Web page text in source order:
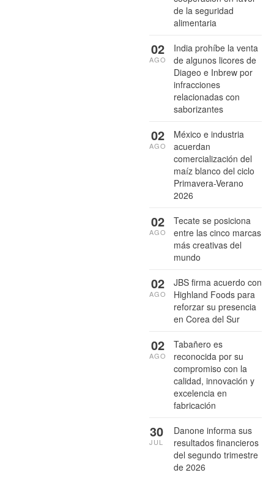
de la seguridad
alimentaria
India prohíbe la venta
de algunos licores de
Diageo e Inbrew por
infracciones
relacionadas con
saborizantes
02
AGO
México e industria
acuerdan
comercialización del
maíz blanco del ciclo
Primavera-Verano
2026
02
AGO
Tecate se posiciona
entre las cinco marcas
más creativas del
mundo
02
AGO
JBS firma acuerdo con
Highland Foods para
reforzar su presencia
en Corea del Sur
02
AGO
Tabañero es
reconocida por su
compromiso con la
calidad, innovación y
excelencia en
fabricación
02
AGO
Danone informa sus
resultados financieros
del segundo trimestre
de 2026
30
JUL